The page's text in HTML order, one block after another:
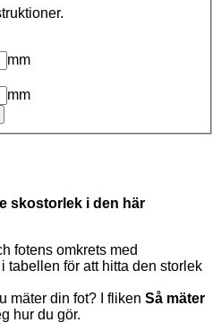
mm
mm
skostorlek i den här
fotens omkrets med
tabellen för att hitta den storlek
mäter din fot? I fliken Så mäter
hur du gör.